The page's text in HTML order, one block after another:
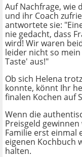
Auf Nachfrage, wie
und ihr Coach
antwortete sie:
nie gedacht, dass
wird! Wir waren
leider nicht so
Taste' aus!"
Ob sich Helena
konnte, könnt Ihr
finalen Kochen auf
Wenn die
Preisgeld
Familie erst einmal
eigenen Kochbuch
halten.